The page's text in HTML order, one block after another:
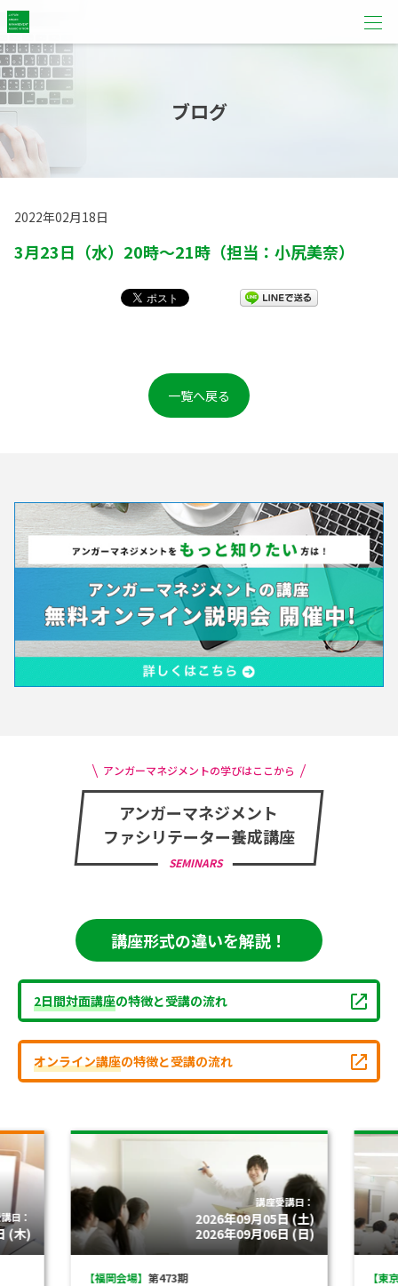
ブログ
2022年02月18日
3月23日（水）20時～21時（担当：小尻美奈）
一覧へ戻る
アンガーマネジメントの学びはここから
アンガーマネジメント
ファシリテーター養成講座
SEMINARS
講座形式の違いを解説！
2日間対面講座の特徴と受講の流れ
オンライン講座の特徴と受講の流れ
日：
(木)
講座受講日：
2026年09月05日 (土)
2026年09月06日 (日)
【福岡会場】 第473期 【東